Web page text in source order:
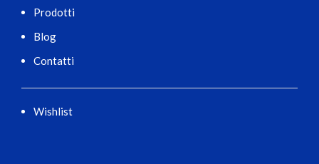
Prodotti
Blog
Contatti
Wishlist